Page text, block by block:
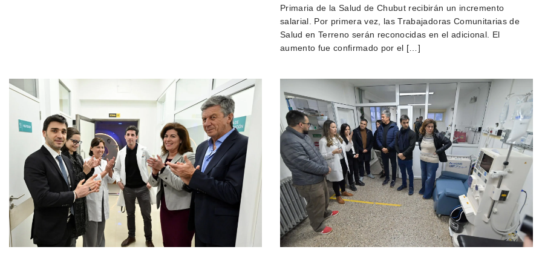
Primaria de la Salud de Chubut recibirán un incremento
salarial. Por primera vez, las Trabajadoras Comunitarias de
Salud en Terreno serán reconocidas en el adicional. El
aumento fue confirmado por el […]